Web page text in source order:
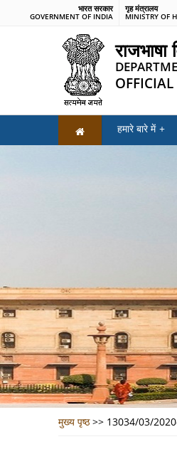
भारत सरकार
GOVERNMENT OF INDIA
गृह मंत्रालय
MINISTRY OF
राजभाषा
हमारे बारे में
मुख्य पृष्ठ >> 13034/03/2020-